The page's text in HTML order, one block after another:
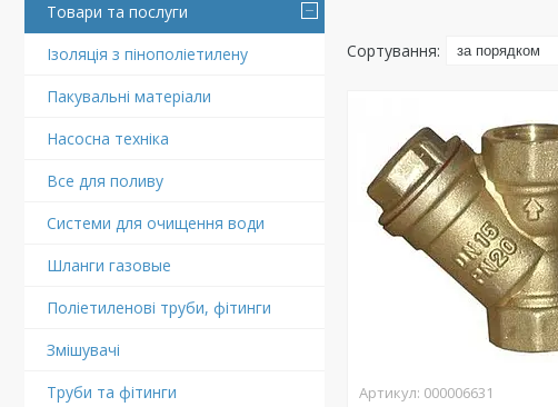
Товари та послуги
Ізоляція з пінополіетилену
Пакувальні матеріали
Насосна техніка
Все для поливу
Системи для очищення води
Шланги газовые
Поліетиленові труби, фітинги
Змішувачі
Труби та фітинги
000006631